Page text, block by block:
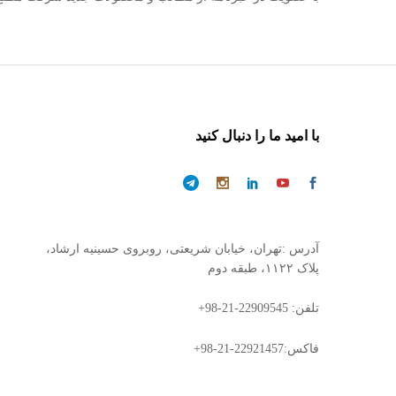
با امید ما را دنبال کنید
آدرس :تهران، خیابان شریعتی، روبروی حسینیه ارشاد،
پلاک ۱۱۲۲، طبقه دوم
تلفن: 22909545-21-98+
فاکس:22921457-21-98+